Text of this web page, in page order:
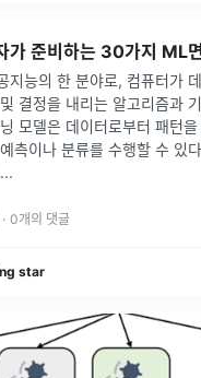
가 준비하는 30가지 ML
지능의 한 분야로, 컴퓨터가
결정을 내리는 알고리즘과
모델은 데이터로부터 패턴
측이나 분류를 수행할 수 있
...
· 0개의 댓글
star